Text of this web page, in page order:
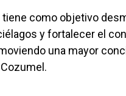
tiene como objetivo
y fortalecer el
una mayor